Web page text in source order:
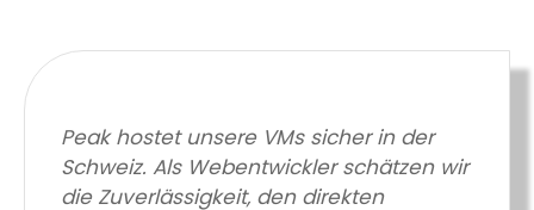
Peak hostet unsere VMs sicher in der
Schweiz. Als Webentwickler schätzen wir
die Zuverlässigkeit, den direkten